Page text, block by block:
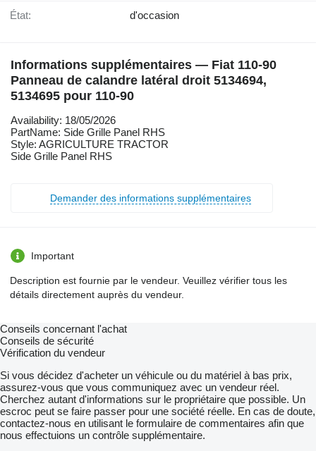
État: d'occasion
Informations supplémentaires — Fiat 110-90
Panneau de calandre latéral droit 5134694,
5134695 pour 110-90
Availability: 18/05/2026
PartName: Side Grille Panel RHS
Style: AGRICULTURE TRACTOR
Side Grille Panel RHS
Demander des informations supplémentaires
Important
Description est fournie par le vendeur. Veuillez vérifier tous les
détails directement auprès du vendeur.
Conseils concernant l'achat
Conseils de sécurité
Vérification du vendeur
Si vous décidez d'acheter un véhicule ou du matériel à bas prix,
assurez-vous que vous communiquez avec un vendeur réel.
Cherchez autant d'informations sur le propriétaire que possible. Un
escroc peut se faire passer pour une société réelle. En cas de doute,
contactez-nous en utilisant le formulaire de commentaires afin que
nous effectuions un contrôle supplémentaire.